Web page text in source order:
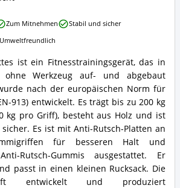
ist ein Fitnesstrainingsgerät, das in
ohne Werkzeug auf- und abgebaut
nach der europäischen Norm für
913) entwickelt. Es trägt bis zu 200 kg
kg pro Griff), besteht aus Holz und ist
Es ist mit Anti-Rutsch-Platten an
für besseren Halt und
Rutsch-Gummis ausgestattet. Er
passt in einen kleinen Rucksack. Die
entwickelt und produziert
Zum Mitnehmen
Stabil und sicher
Umweltfreundlich